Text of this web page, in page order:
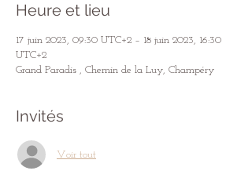
Heure et lieu
17 juin 2023, 09:30 UTC+2 – 18 juin 2023, 16:30
UTC+2
Grand Paradis , Chemin de la Luy, Champéry
Invités
Voir tout